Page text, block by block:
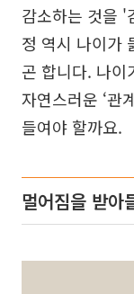
감소하는 것을 '
정 역시 나이가
곤 합니다. 나이
자연스러운 ‘관
들여야 할까요.
멀어짐을 받아